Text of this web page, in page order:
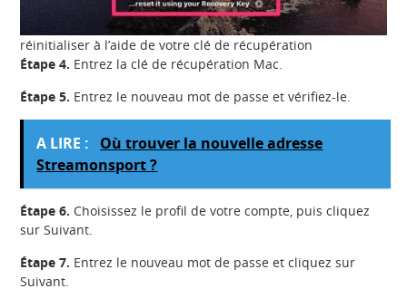
réinitialiser à l’aide de votre clé de récupération
Étape 4. Entrez la clé de récupération Mac.
Étape 5. Entrez le nouveau mot de passe et vérifiez-le.
A LIRE :
Où trouver la nouvelle adresse
Streamonsport ?
Étape 6. Choisissez le profil de votre compte, puis cliquez
sur Suivant.
Étape 7. Entrez le nouveau mot de passe et cliquez sur
Suivant.